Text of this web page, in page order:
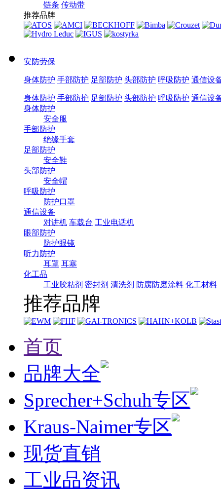
链条 传动带
推荐品牌
安防劳保
身体防护 手部防护 足部防护 头部防护 呼吸防护 通信设
身体防护 手部防护 足部防护 头部防护 呼吸防护 通信设
身体防护
安全服
手部防护
绝缘手套
足部防护
安全鞋
头部防护
安全帽
呼吸防护
防护口罩
通信设备
对讲机 车载台 工业电话机
眼部防护
防护眼镜
听力防护
耳罩 耳塞
化工品
工业胶粘剂 密封剂 清洗剂 防腐防磨涂料 化工材料
推荐品牌
首页
品牌大全
Sprecher+Schuh专区
Kraus-Naimer专区
现货直销
工业品资讯